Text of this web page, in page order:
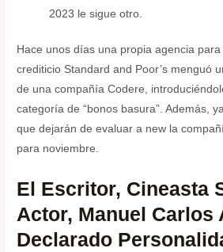
2023 le sigue otro.
Hace unos días una propia agencia
crediticio Standard and Poor’s menguó
de una compañía Codere,
categoría de “bonos basura”. Además,
que dejarán de evaluar a new la
para noviembre.
El Escritor, Cineasta
Actor, Manuel Carlos
Declarado